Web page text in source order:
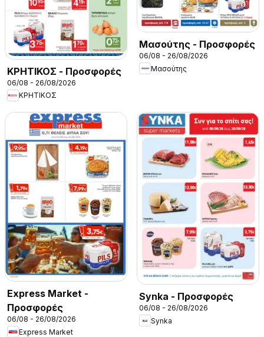
ΚΡΗΤΙΚΟΣ - Προσφορές
06/08 - 26/08/2026
ΚΡΗΤΙΚΟΣ
Μασούτης - Προσφορές
06/08 - 26/08/2026
Μασούτης
Express Market -
Προσφορές
06/08 - 26/08/2026
Express Market
Synka - Προσφορές
06/08 - 26/08/2026
Synka